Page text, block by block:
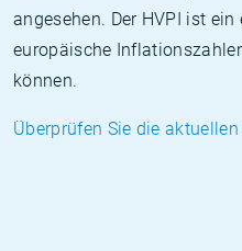
angesehen. Der HVPI ist
europäische
können.
Überprüfen Sie die